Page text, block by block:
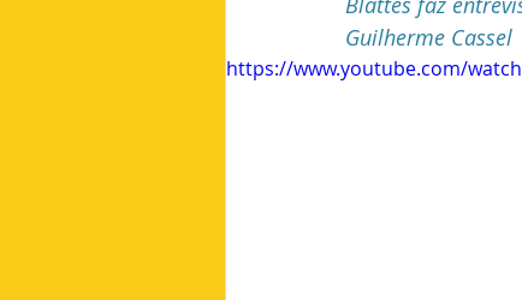
Planejamento Urbano Saúde
Guilherme Cassel
https://www.youtube.com/